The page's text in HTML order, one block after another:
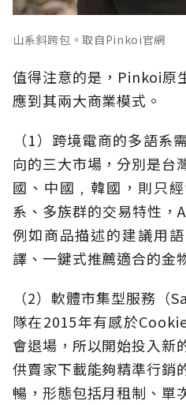
山系斜跨包。取自Pinkoi官網
值得注意的是，Pinkoi原
應到其兩大商業模式。
（1）跨境電商的多語
向的三大市場，分別是台
國、中國﹐韓國，則只
系、多族群的交易特性，
例如商品描述的建議用
譯、一鍵式推薦適合的金
（2）軟體市集型服務（
隊在2015年有感於
會退場，所以開始投入新
供賣家下載能夠精準行銷
暢，形態包括月租制、單